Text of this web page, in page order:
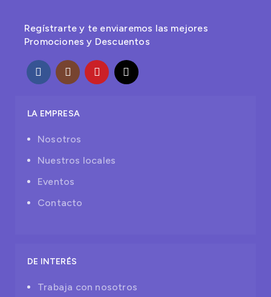
Regístrarte y te enviaremos las mejores
Promociones y Descuentos
LA EMPRESA
Nosotros
Nuestros locales
Eventos
Contacto
DE INTERÉS
Trabaja con nosotros